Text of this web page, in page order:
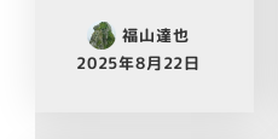
福山達也
2025年8月22日